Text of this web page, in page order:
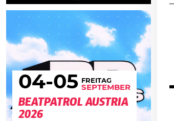
04-05 FREITAG
SEPTEMBER
BEATPATROL AUSTRIA
2026